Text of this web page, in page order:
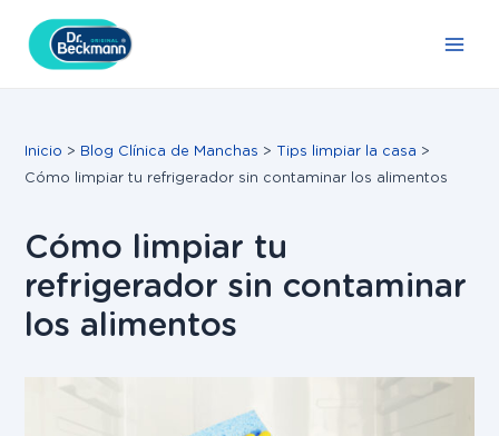
contenido
Inicio Blog Clínica de Manchas
Tips limpiar la casa
Cómo limpiar tu refrigerador sin contaminar los alimentos
Cómo limpiar tu
refrigerador sin contaminar
los alimentos
de
entradas